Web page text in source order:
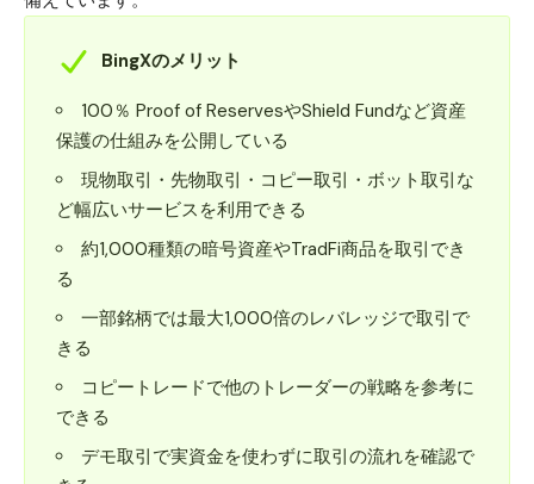
タマーサポート、日本語公式
スマホアプリ・取引ツール
面、TradingView、API、シグナル
取引、デモ取引
公式サイト
https://bingx.com/ja-jp/
・日本語公式X：
・日本語公式Telegram：
・公式Discord：
https://discord.com/invite/bingxo
BingXのメリット
100％ Proof of ReservesやShield Fundなど資産
保護の仕組みを公開している
現物取引・先物取引・コピー取引・ボット取引な
ど幅広いサービスを利用できる
約1,000種類の暗号資産やTradFi商品を取引でき
る
一部銘柄では最大1,000倍のレバレッジで取引で
きる
コピートレードで他のトレーダーの戦略を参考に
できる
デモ取引で実資金を使わずに取引の流れを確認で